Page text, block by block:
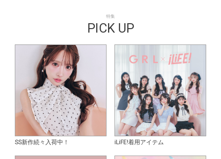
特集
PICK UP
SS新作続々入荷中！ iLiFE!着用アイテム